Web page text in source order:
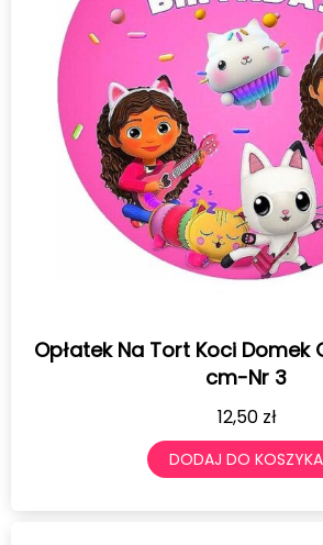
Opłatek Na Tort Koci Domek
cm-Nr 3
12,50 zł
DODAJ DO KOSZYKA